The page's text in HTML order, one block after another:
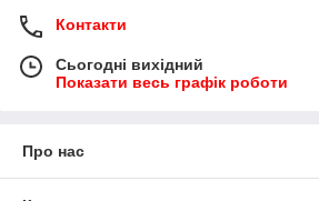
Контакти
Сьогодні вихідний
Показати весь графік роботи
Про нас